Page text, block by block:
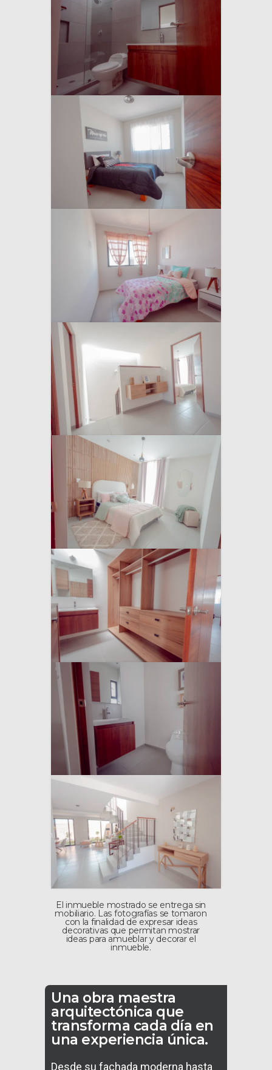
El inmueble mostrado se entrega sin
mobiliario. Las fotografías se tomaron
con la finalidad de expresar ideas
decorativas que permitan mostrar
ideas para amueblar y decorar el
inmueble.
Una obra maestra
arquitectónica que
transforma cada día en
una experiencia única.
Desde su fachada moderna hasta